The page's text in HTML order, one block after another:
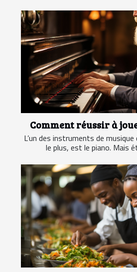
Comment réussir à
L’un des instruments de
le plus, est le piano. Mais